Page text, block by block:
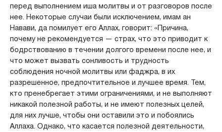
перед выполнением иша молитвы и от разговоров после
нее. Некоторые случаи были исключением, имам ан
Навави, да помилует его Аллах, говорит: «Причина,
почему не рекомендуется — страх, что это приводит к
бодрствованию в течении долгого времени после нее, и
что может вызвать сонливость и трудность
соблюдения ночной молитвы или фаджра, в их
разрешенное, предпочтительное и лучшее время. Тем,
кто пренебрегает этими ограничениями, и не выполняют
никакой полезной работы, и не имеют полезных целей,
для них лучше, чтобы они оставили это и побоялись
Аллаха. Однако, что касается полезной деятельности,